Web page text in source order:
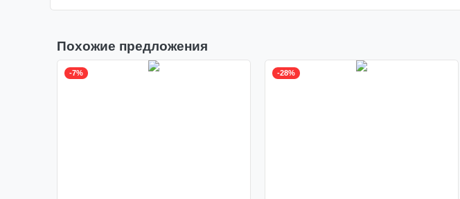
Похожие предложения
-7% -28%